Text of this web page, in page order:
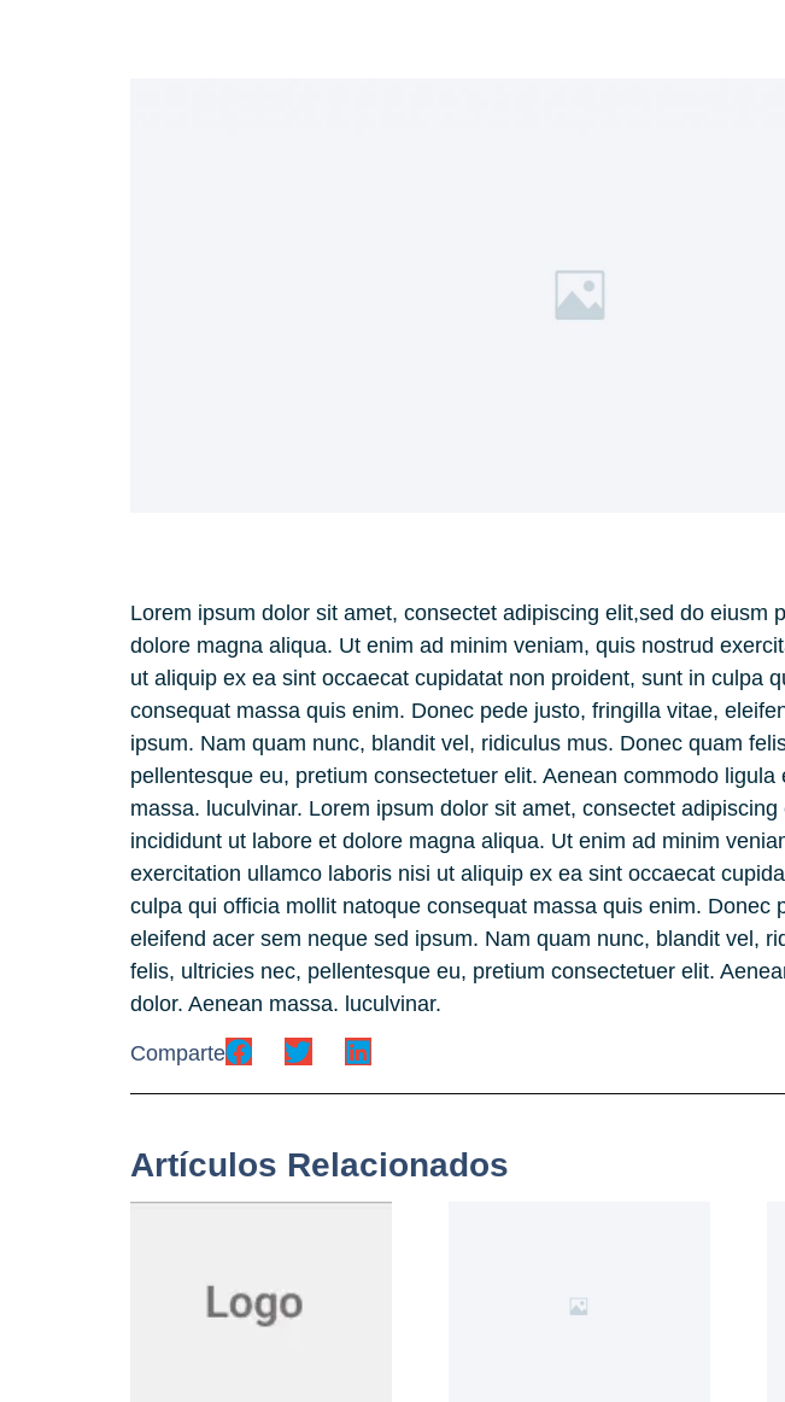
Lorem ipsum dolor sit amet, consectet adipiscing elit,sed do eiusm
dolore magna aliqua. Ut enim ad minim veniam, quis nostrud
ut aliquip ex ea sint occaecat cupidatat non proident, sunt in culpa
consequat massa quis enim. Donec pede justo, fringilla vitae,
ipsum. Nam quam nunc, blandit vel, ridiculus mus. Donec quam
pellentesque eu, pretium consectetuer elit. Aenean commodo ligula
massa. luculvinar. Lorem ipsum dolor sit amet, consectet
incididunt ut labore et dolore magna aliqua. Ut enim ad minim
exercitation ullamco laboris nisi ut aliquip ex ea sint occaecat
culpa qui officia mollit natoque consequat massa quis enim. Donec
eleifend acer sem neque sed ipsum. Nam quam nunc, blandit vel,
felis, ultricies nec, pellentesque eu, pretium consectetuer elit.
dolor. Aenean massa. luculvinar.
Comparte
Artículos Relacionados